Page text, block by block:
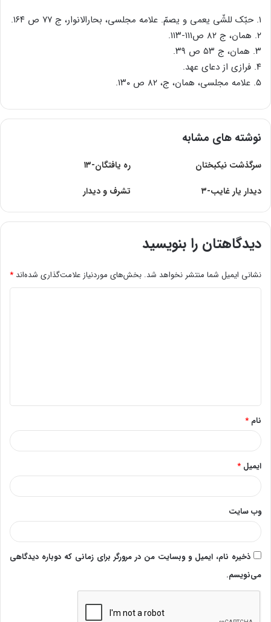
۱. حبّک للشّی یعمی و یصمّ. علامه مجلسی، بحارالانوار، ج ۷۷ ص ۱۶۴.
۲. همان، ج ۸۲ ص۱۱۱-۱۱۳.
۳. همان، ج ۵۳ ص ۳۹.
۴. فرازی از دعای عهد.
۵. علامه مجلسی، همان، ج، ۸۲ ص ۱۳۰.
نوشته های مشابه
سرگذشت نیكبختان
ره یافتگان-۱۳
دیدار یار غایب-۳
تشرف و دیدار
دیدگاهتان را بنویسید
نشانی ایمیل شما منتشر نخواهد شد. بخش‌های موردنیاز علامت‌گذاری شده‌اند *
*
نام *
ایمیل *
وب‌ سایت
ذخیره نام، ایمیل و وبسایت من در مرورگر برای زمانی که دوباره دیدگاهی
می‌نویسم.